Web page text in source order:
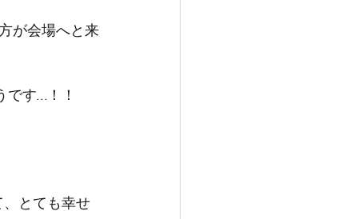
が会場へと来
です…！！
とても幸せ